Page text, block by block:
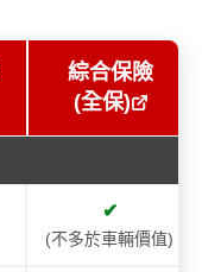
綜合保險
(全保)
✔
(不多於車輛價值)